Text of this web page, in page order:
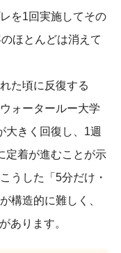
を1回実施してその
ほとんどは消えて
た頃に反復する
ォータールー大学
大きく回復し、1週
定着が進むことが示
うした「5分だけ・
構造的に難しく、
あります。